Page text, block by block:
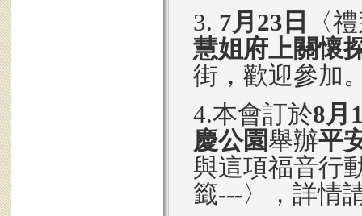
3. 7月23日
〈
慧姐府上關懷
街，歡迎參加
4.本會訂於8月
慶公園舉辦平
與這項福音行
籤---〉，詳情